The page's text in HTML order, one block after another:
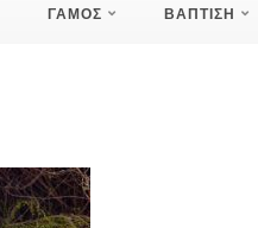
ΓΑΜΟΣ ΒΑΠΤΙΣΗ